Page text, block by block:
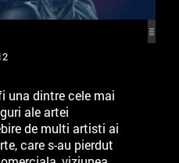
una dintre cele mai
ale artei
de multi artisti ai
care s-au pierdut